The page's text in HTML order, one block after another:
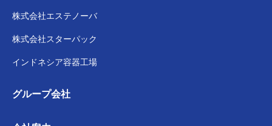
株式会社エステノーバ
株式会社スターパック
インドネシア容器工場
グループ会社